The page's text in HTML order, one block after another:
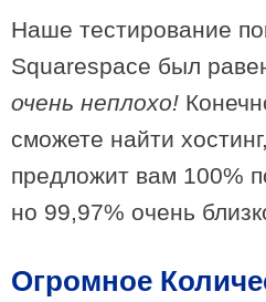
Наше тестирование
Squarespace был
очень неплохо!
сможете найти
предложит вам 100%
но 99,97% очень
Огромное